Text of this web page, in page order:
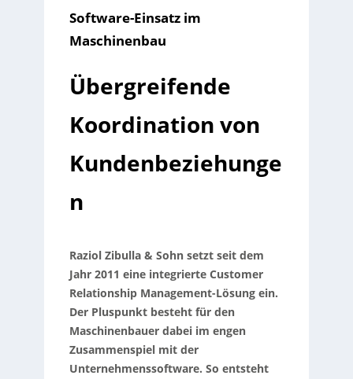
Software-Einsatz im
Maschinenbau
Übergreifende
Koordination von
Kundenbeziehunge
n
Raziol Zibulla & Sohn setzt seit dem
Jahr 2011 eine integrierte Customer
Relationship Management-Lösung ein.
Der Pluspunkt besteht für den
Maschinenbauer dabei im engen
Zusammenspiel mit der
Unternehmenssoftware. So entsteht